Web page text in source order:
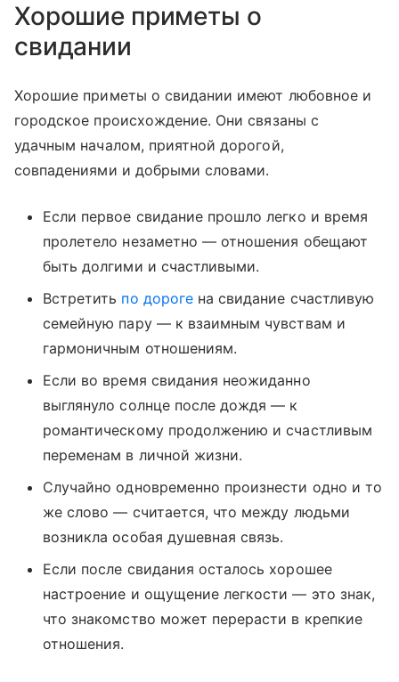
Хорошие приметы о
свидании
Хорошие приметы о свидании имеют любовное и
городское происхождение. Они связаны с
удачным началом, приятной дорогой,
совпадениями и добрыми словами.
Если первое свидание прошло легко и время
пролетело незаметно — отношения обещают
быть долгими и счастливыми.
Встретить по дорогена свидание счастливую
семейную пару — к взаимным чувствам и
гармоничным отношениям.
Если во время свидания неожиданно
выглянуло солнце после дождя — к
романтическому продолжению и счастливым
переменам в личной жизни.
Случайно одновременно произнести одно и то
же слово — считается, что между людьми
возникла особая душевная связь.
Если после свидания осталось хорошее
настроение и ощущение легкости — это знак,
что знакомство может перерасти в крепкие
отношения.